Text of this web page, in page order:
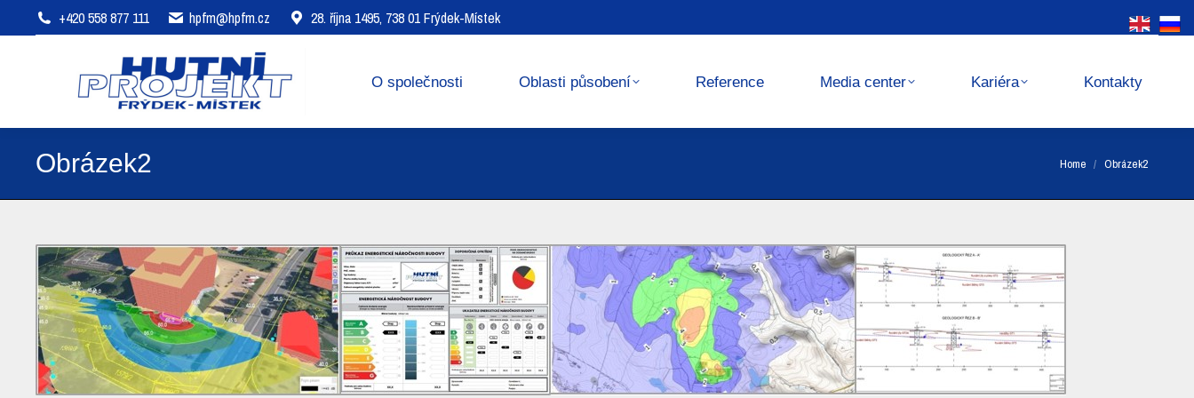
+420 558 877 111 hpfm@hpfm.cz 28. října 1495, 738 01 Frýdek-Místek
O společnosti Oblasti působení Reference Media center Kariéra Kontakty
Obrázek2 You are here:
Home Obrázek2
O společnosti Oblasti působení